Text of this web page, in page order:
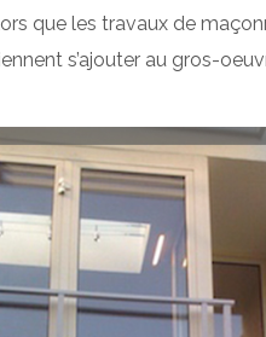
que les travaux de
s’ajouter au gros-